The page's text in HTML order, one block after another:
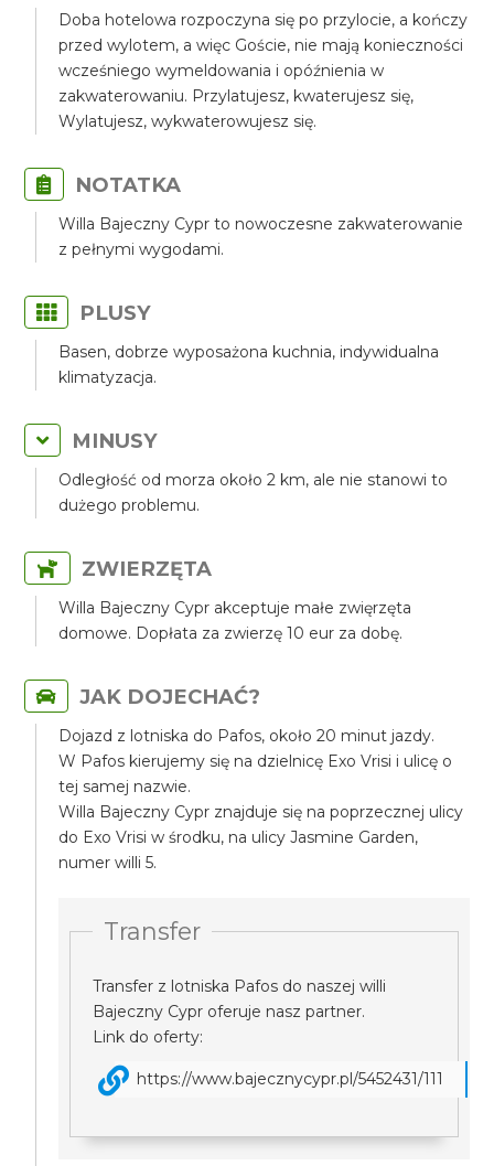
Doba hotelowa rozpoczyna się po przylocie, a kończy
przed wylotem, a więc Goście, nie mają konieczności
wcześniego wymeldowania i opóźnienia w
zakwaterowaniu. Przylatujesz, kwaterujesz się,
Wylatujesz, wykwaterowujesz się.
NOTATKA
Willa Bajeczny Cypr to nowoczesne zakwaterowanie
z pełnymi wygodami.
PLUSY
Basen, dobrze wyposażona kuchnia, indywidualna
klimatyzacja.
MINUSY
Odległość od morza około 2 km, ale nie stanowi to
dużego problemu.
ZWIERZĘTA
Willa Bajeczny Cypr akceptuje małe zwięrzęta
domowe. Dopłata za zwierzę 10 eur za dobę.
JAK DOJECHAĆ?
Dojazd z lotniska do Pafos, około 20 minut jazdy.
W Pafos kierujemy się na dzielnicę Exo Vrisi i ulicę o
tej samej nazwie.
Willa Bajeczny Cypr znajduje się na poprzecznej ulicy
do Exo Vrisi w środku, na ulicy Jasmine Garden,
numer willi 5.
Transfer
Transfer z lotniska Pafos do naszej willi
Bajeczny Cypr oferuje nasz partner.
Link do oferty:
https://www.bajecznycypr.pl/5452431/111